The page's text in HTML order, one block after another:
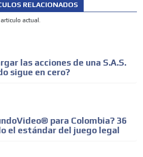
RELACIONADOS
actual.
las acciones de una S.A.S.
sigue en cero?
para Colombia? 36
el estándar del juego legal